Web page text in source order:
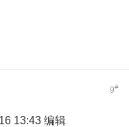
9#
13:43 编辑